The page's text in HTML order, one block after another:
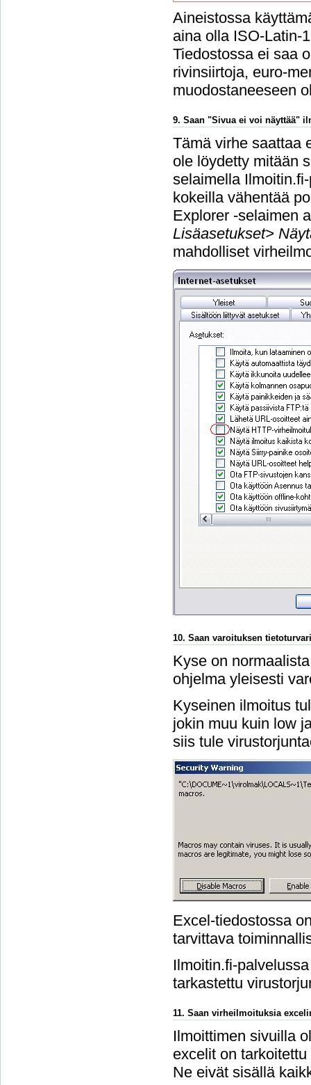
Aineistossa
aina olla ISO-Latin-
Tiedostossa ei saa
rivinsiirtoja, euro-
muodostaneeseen
9. Saan "Sivua ei voi näyttää"
Tämä virhe saattaa
ole löydetty mitään
selaimella
kokeilla vähentää
Explorer -selaimen
Lisäasetukset>
mahdolliset
10. Saan varoituksen
Kyse on
ohjelma yleisesti
Kyseinen ilmoitus
jokin muu kuin low
siis tule
Excel-tiedostossa
tarvittava
Ilmoitin.fi-
tarkastettu
11. Saan virheilmoituksia
Ilmoittimen sivuilla
excelit on
Ne eivät sisällä